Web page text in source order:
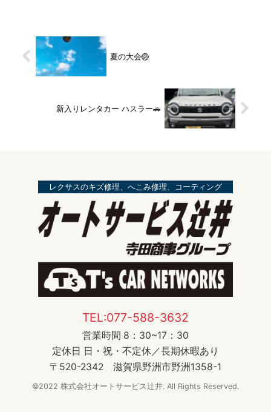
夏の大会🏐
新入りレンタカー ハスラー🚗
レクサスのキズ修理、へこみ修理、コーティング
TEL:077-588-3632
営業時間 8：30~17：30
定休日 日・祝・不定休／長期休暇あり
〒520-2342 滋賀県野洲市野洲1358-1
©2022 株式会社オートサービス辻井. All Rights Reserved.